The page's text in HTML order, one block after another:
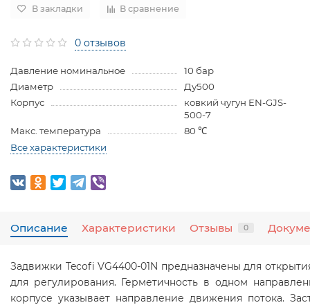
В закладки В сравнение
0 отзывов
Давление номинальное
10 бар
Диаметр
Ду500
Корпус
ковкий чугун EN-GJS-
500-7
Макс. температура
80 ℃
Все характеристики
Описание Характеристики Отзывы 0
Задвижки Tecofi VG4400-01N предназначены для
для регулирования. Герметичность в одном
корпусе указывает направление движения потока.